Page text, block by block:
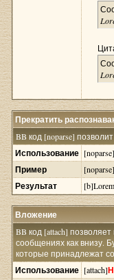
Прекратить
BB код [noparse]
Использование [noparse]
Пример
Результат
Вложение
BB код [attach]
сообщениях как внизу.
которые принадлежат
Использование [attach]